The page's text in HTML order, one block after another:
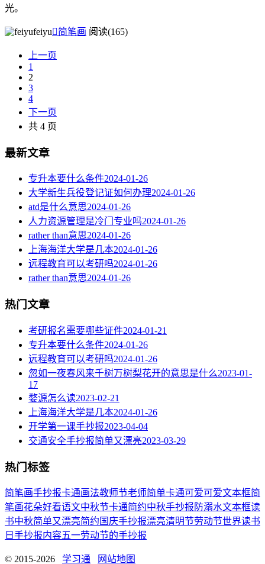
光。
feiyu简笔画 阅读(165)
上一页
1
2
3
4
下一页
共 4 页
最新文章
专升本要什么条件2024-01-26
大学新生兵役登记证如何办理2024-01-26
atd是什么意思2024-01-26
人力资源管理是冷门专业吗2024-01-26
rather than意思2024-01-26
上海海洋大学是几本2024-01-26
远程教育可以考研吗2024-01-26
rather than意思2024-01-26
热门文章
考研报名需要哪些证件2024-01-21
专升本要什么条件2024-01-26
远程教育可以考研吗2024-01-26
忽如一夜春风来千树万树梨花开的意思是什么2023-01-
17
婺源怎么读2023-02-21
上海海洋大学是几本2024-01-26
开学第一课手抄报2023-04-04
交通安全手抄报简单又漂亮2023-03-29
热门标签
简笔画手抄报卡通画法教师节老师简单卡通可爱可爱文本框简
笔画花朵好看语文中秋节卡通简约中秋手抄报 防溺水文本框读
书中秋简单又漂亮简约 国庆手抄报漂亮清明节劳动节世界读书
日 手抄报内容五一劳动节的手抄报
© 2015-2026 学习通 网站地图